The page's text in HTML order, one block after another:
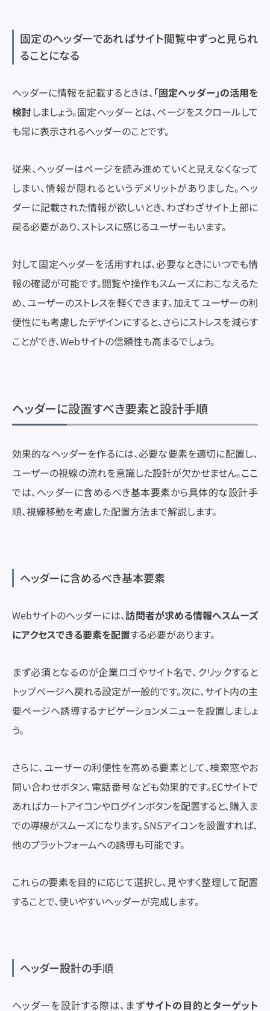
固定のヘッダーであればサイト閲覧中ずっと見られ
ることになる
ヘッダーに情報を記載するときは、「固定ヘッダー」の活用を
検討しましょう。固定ヘッダーとは、ページをスクロールして
も常に表示されるヘッダーのことです。
従来、ヘッダーはページを読み進めていくと見えなくなって
しまい、情報が隠れるというデメリットがありました。ヘッ
ダーに記載された情報が欲しいとき、わざわざサイト上部に
戻る必要があり、ストレスに感じるユーザーもいます。
対して固定ヘッダーを活用すれば、必要なときにいつでも情
報の確認が可能です。閲覧や操作もスムーズにおこなえるた
め、ユーザーのストレスを軽くできます。加えてユーザーの利
便性にも考慮したデザインにすると、さらにストレスを減らす
ことができ、Webサイトの信頼性も高まるでしょう。
ヘッダーに設置すべき要素と設計手順
効果的なヘッダーを作るには、必要な要素を適切に配置し、
ユーザーの視線の流れを意識した設計が欠かせません。ここ
では、ヘッダーに含めるべき基本要素から具体的な設計手
順、視線移動を考慮した配置方法まで解説します。
ヘッダーに含めるべき基本要素
Webサイトのヘッダーには、訪問者が求める情報へスムーズ
にアクセスできる要素を配置する必要があります。
まず必須となるのが企業ロゴやサイト名で、クリックすると
トップページへ戻れる設定が一般的です。次に、サイト内の主
要ページへ誘導するナビゲーションメニューを設置しましょ
う。
さらに、ユーザーの利便性を高める要素として、検索窓やお
問い合わせボタン、電話番号なども効果的です。ECサイトで
あればカートアイコンやログインボタンを配置すると、購入ま
での導線がスムーズになります。SNSアイコンを設置すれば、
他のプラットフォームへの誘導も可能です。
これらの要素を目的に応じて選択し、見やすく整理して配置
することで、使いやすいヘッダーが完成します。
ヘッダー設計の手順
ヘッダーを設計する際は、まずサイトの目的とターゲット